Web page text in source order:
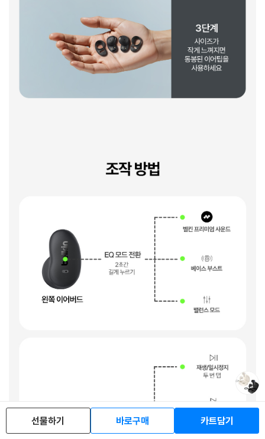
선물하기 바로구매 카트담기